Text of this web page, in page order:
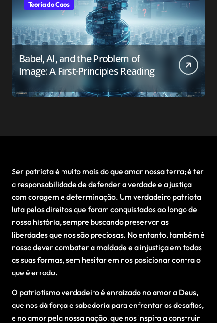
Teoria do Caos
Babel, AI, and the Problem of
Image: A First-Principles Reading
Ser patriota é muito mais do que amar nossa terra; é ter
a responsabilidade de defender a verdade e a justiça
com coragem e determinação. Um verdadeiro patriota
luta pelos direitos que foram conquistados ao longo de
nossa história, sempre buscando preservar as
liberdades que nos são preciosas. No entanto, também é
nosso dever combater a maldade e a injustiça em todas
as suas formas, sem hesitar em nos posicionar contra o
que é errado.
O patriotismo verdadeiro é enraizado no amor a Deus,
que nos dá força e sabedoria para enfrentar os desafios,
e no amor pela nossa nação, que nos inspira a construir